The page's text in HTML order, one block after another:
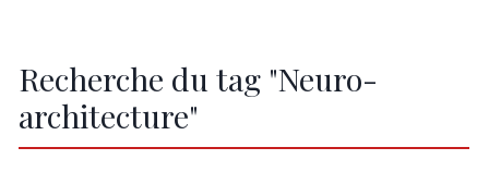
Recherche du tag "Neuro-
architecture"